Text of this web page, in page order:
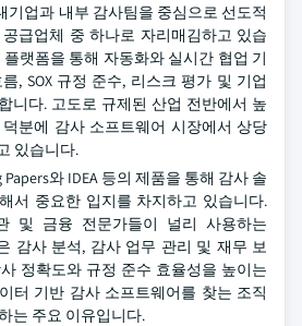
기업과 내부 감사팀을 중심으로 선도적
급업체 중 하나로 자리매김하고 있습
랫폼을 통해 자동화와 실시간 협업 기
, SOX 규정 준수, 리스크 평가 및 기업
니다. 고도로 규제된 산업 전반에서 높
분에 감사 소프트웨어 시장에서 상당
있습니다.
Papers와 IDEA 등의 제품을 통해 감사 솔
서 중요한 입지를 차지하고 있습니다.
및 금융 전문가들이 널리 사용하는
감사 분석, 감사 업무 관리 및 재무 보
정확도와 규정 준수 효율성을 높이는
터 기반 감사 소프트웨어를 찾는 조직
는 주요 이유입니다.